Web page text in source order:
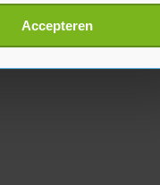
detailgedeelte
Accepteren